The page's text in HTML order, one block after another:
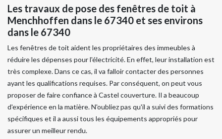
Les travaux de pose des fenêtres de toit à
Menchhoffen dans le 67340 et ses environs
dans le 67340
Les fenêtres de toit aident les propriétaires des immeubles à
réduire les dépenses pour l'électricité. En effet, leur installation est
très complexe. Dans ce cas, il va falloir contacter des personnes
ayant les qualifications requises. Par conséquent, on peut vous
proposer de faire confiance à Castel couverture. Il a beaucoup
d'expérience en la matière. N'oubliez pas qu'il a suivi des formations
spécifiques et il a aussi tous les équipements appropriés pour
assurer un meilleur rendu.